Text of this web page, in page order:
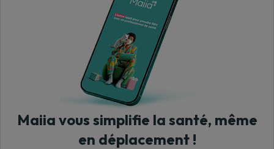
Maiia vous simplifie la santé, même
en déplacement !